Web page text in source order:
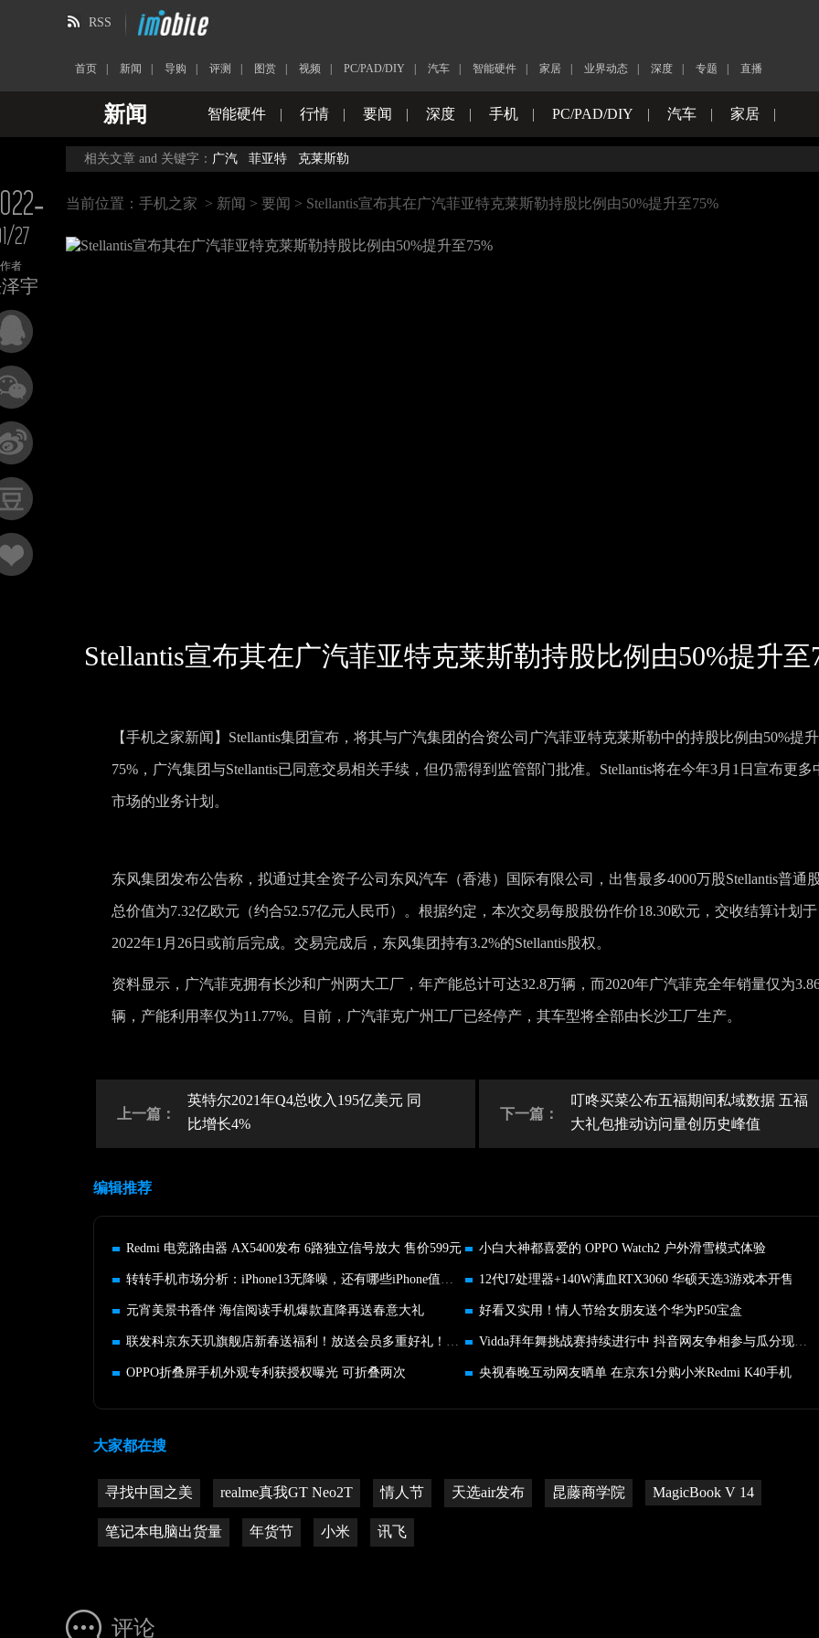
RSS
首页 新闻 导购 评测 图赏 视频 PC/PAD/DIY 汽车 智能硬件 家居 业界动态 深度 专题 直播
新闻 智能硬件 | 行情 | 要闻 | 深度 | 手机 | PC/PAD/DIY | 汽车 | 家居 |
27
作者
宇
相关文章 and 关键字： 广汽 菲亚特 克莱斯勒
当前位置： 手机之家 > 新闻 > 要闻 > Stellantis宣布其在广汽菲亚特克莱斯勒持股比例由50%提升至75%
Stellantis宣布其在广汽菲亚特克莱斯勒持股比例由50%提升至
【手机之家新闻】Stellantis集团宣布，将其与广汽集团的合资公司广汽菲亚特克莱斯勒中的持股比例由50%提
75%，广汽集团与Stellantis已同意交易相关手续，但仍需得到监管部门批准。Stellantis将在今年3月1日宣布更多
市场的业务计划。
东风集团发布公告称，拟通过其全资子公司东风汽车（香港）国际有限公司，出售最多4000万股Stellantis普通股
总价值为7.32亿欧元（约合52.57亿元人民币）。根据约定，本次交易每股股份作价18.30欧元，交收结算计划于
2022年1月26日或前后完成。交易完成后，东风集团持有3.2%的Stellantis股权。
资料显示，广汽菲克拥有长沙和广州两大工厂，年产能总计可达32.8万辆，而2020年广汽菲克全年销量仅为
辆，产能利用率仅为11.77%。目前，广汽菲克广州工厂已经停产，其车型将全部由长沙工厂生产。
上一篇：
英特尔2021年Q4总收入195亿美元 同
比增长4%
下一篇：
叮咚买菜公布五福期间私域数据 五福
大礼包推动访问量创历史峰值
编辑推荐
Redmi 电竞路由器 AX5400发布 6路独立信号放大 售价599元 小白大神都喜爱的 OPPO Watch2 户外滑雪模式体验
转转手机市场分析：iPhone13无降噪，还有哪些iPhone值得买？ 12代I7处理器+140W满血RTX3060 华硕天选3游戏本开售
元宵美景书香伴 海信阅读手机爆款直降再送春意大礼 好看又实用！情人节给女朋友送个华为P50宝盒
联发科京东天玑旗舰店新春送福利！放送会员多重好礼！手慢无！ Vidda拜年舞挑战赛持续进行中 抖音网友争相参与瓜分现金红包
OPPO折叠屏手机外观专利获授权曝光 可折叠两次 央视春晚互动网友晒单 在京东1分购小米Redmi K40手机
大家都在搜
寻找中国之美 realme真我GT Neo2T 情人节 天选air发布 昆藤商学院 MagicBook V 14
笔记本电脑出货量 年货节 小米 讯飞
评论